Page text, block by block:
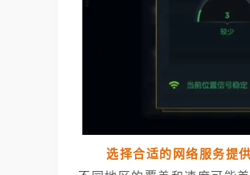
选择合适的网络服务提